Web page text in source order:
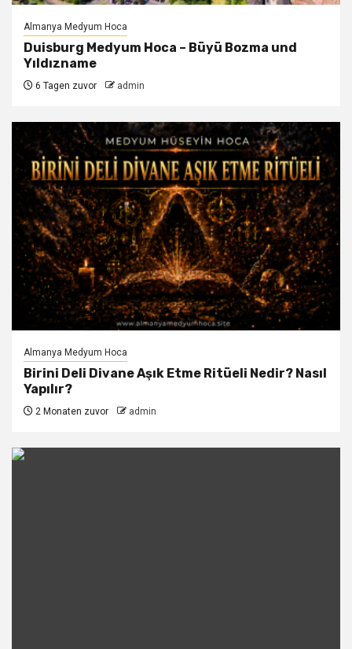
Almanya Medyum Hoca
Duisburg Medyum Hoca – Büyü Bozma und
Yıldızname
6 Tagen zuvor admin
Almanya Medyum Hoca
Birini Deli Divane Aşık Etme Ritüeli Nedir? Nasıl
Yapılır?
2 Monaten zuvor admin